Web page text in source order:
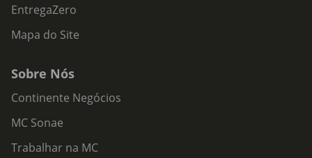
EntregaZero
Mapa do Site
Sobre Nós
Continente Negócios
MC Sonae
Trabalhar na MC